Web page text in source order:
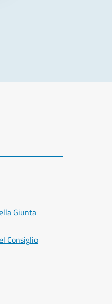
Giunta
Consiglio